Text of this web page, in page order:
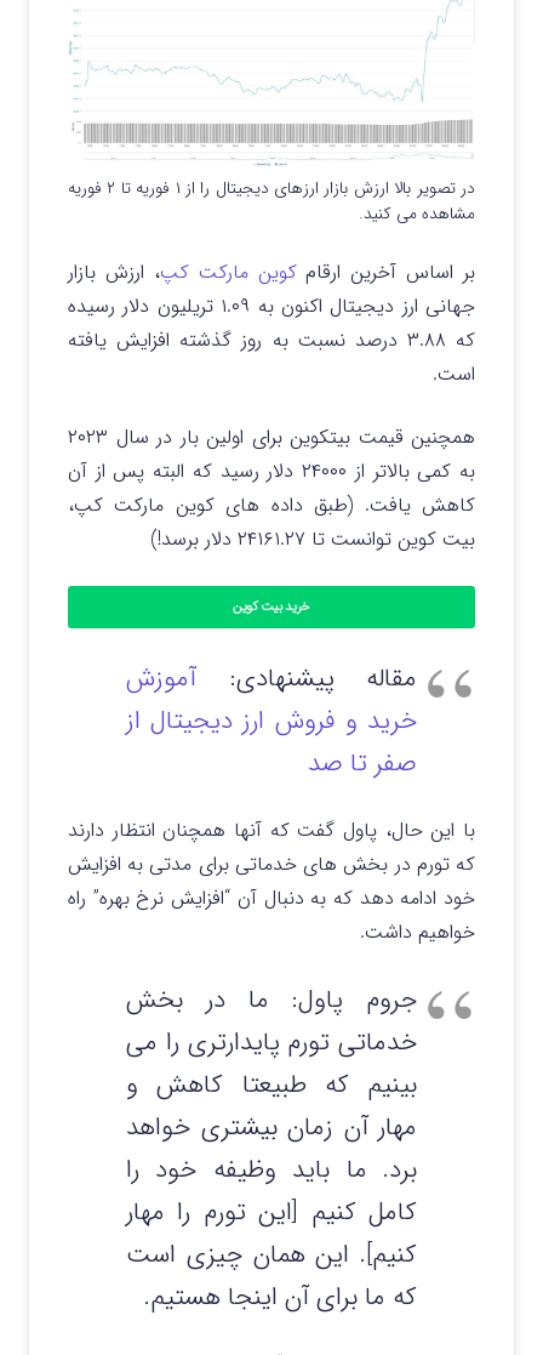
در تصویر بالا ارزش بازار ارزهای دیجیتال را از ۱ فوریه تا ۲ فوریه
مشاهده می کنید.
بر اساس آخرین ارقامکوین مارکت کپ، ارزش بازار
جهانی ارز دیجیتال اکنون به ۱.۰۹ تریلیون دلار رسیده
که ۳.۸۸ درصد نسبت به روز گذشته افزایش یافته
است.
همچنین قیمت بیتکوین برای اولین بار در سال ۲۰۲۳
به کمی بالاتر از ۲۴۰۰۰ دلار رسید که البته پس از آن
کاهش یافت. (طبق داده های کوین مارکت کپ،
بیت کوین توانست تا ۲۴۱۶۱.۲۷ دلار برسد!)
خرید بیت کوین
مقاله پیشنهادی:آموزش
خرید و فروش ارز دیجیتال از
صفر تا صد
با این حال، پاول گفت که آنها همچنان انتظار دارند
که تورم در بخش های خدماتی برای مدتی به افزایش
خود ادامه دهد که به دنبال آن “افزایش نرخ بهره” راه
خواهیم داشت.
جروم پاول: ما در بخش
خدماتی تورم پایدارتری را می
بینیم که طبیعتا کاهش و
مهار آن زمان بیشتری خواهد
برد. ما باید وظیفه خود را
کامل کنیم [این تورم را مهار
کنیم]. این همان چیزی است
که ما برای آن اینجا هستیم.